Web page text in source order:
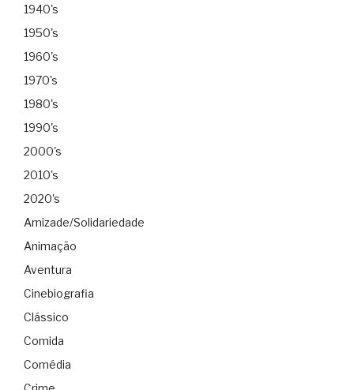
1940's
1950's
1960's
1970's
1980's
1990's
2000's
2010's
2020's
Amizade/Solidariedade
Animação
Aventura
Cinebiografia
Clássico
Comida
Comédia